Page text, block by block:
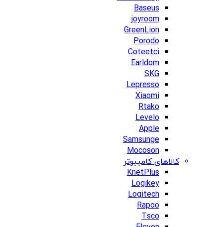
Baseus
joyroom
GreenLion
Porodo
Coteetci
Earldom
SKG
Lepresso
Xiaomi
Rtako
Levelo
Apple
Samsunge
Mocoson
کالاهای کامپیوتر
KnetPlus
Logikey
Logitech
Rapoo
Tsco